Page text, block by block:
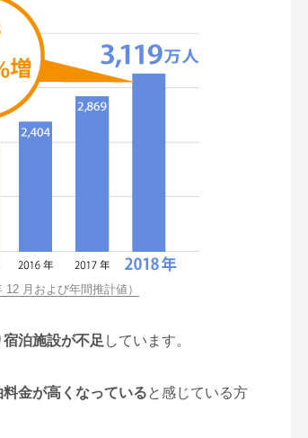
月および年間推計値）
泊施設が不足 しています。
料金が高くなっていると感じている方